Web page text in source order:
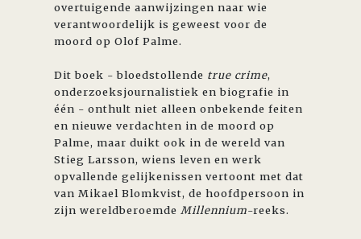
overtuigende aanwijzingen naar wie
verantwoordelijk is geweest voor de
moord op Olof Palme.
Dit boek - bloedstollende true crime,
onderzoeksjournalistiek en biografie in
één - onthult niet alleen onbekende feiten
en nieuwe verdachten in de moord op
Palme, maar duikt ook in de wereld van
Stieg Larsson, wiens leven en werk
opvallende gelijkenissen vertoont met dat
van Mikael Blomkvist, de hoofdpersoon in
zijn wereldberoemdeMillennium-reeks.